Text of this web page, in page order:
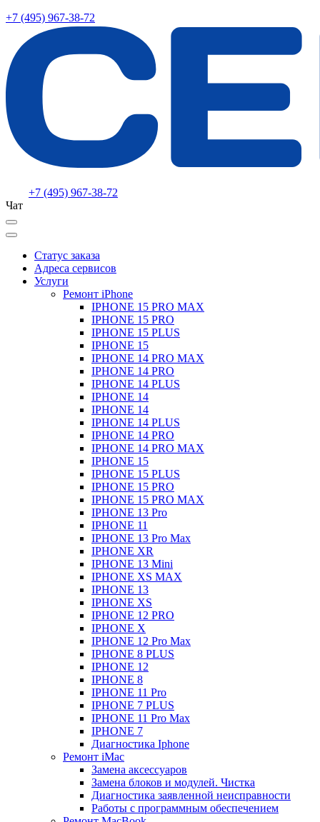
+7 (495) 967-38-72
+7 (495) 967-38-72
Чат
Статус заказа
Адреса сервисов
Услуги
Ремонт iPhone
IPHONE 15 PRO MAX
IPHONE 15 PRO
IPHONE 15 PLUS
IPHONE 15
IPHONE 14 PRO MAX
IPHONE 14 PRO
IPHONE 14 PLUS
IPHONE 14
IPHONE 14
IPHONE 14 PLUS
IPHONE 14 PRO
IPHONE 14 PRO MAX
IPHONE 15
IPHONE 15 PLUS
IPHONE 15 PRO
IPHONE 15 PRO MAX
IPHONE 13 Pro
IPHONE 11
IPHONE 13 Pro Max
IPHONE XR
IPHONE 13 Mini
IPHONE XS MAX
IPHONE 13
IPHONE XS
IPHONE 12 PRO
IPHONE X
IPHONE 12 Pro Max
IPHONE 8 PLUS
IPHONE 12
IPHONE 8
IPHONE 11 Pro
IPHONE 7 PLUS
IPHONE 11 Pro Max
IPHONE 7
Диагностика Iphone
Ремонт iMac
Замена аксессуаров
Замена блоков и модулей. Чистка
Диагностика заявленной неисправности
Работы с программным обеспечением